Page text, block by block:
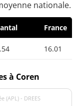
nationale.
France
16.01
à Coren
(APL) - DREES